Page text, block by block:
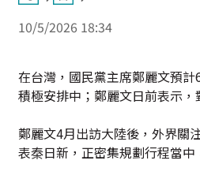
10/5/2026 18:34
在台灣，國民黨主席鄭麗文預
積極安排中；鄭麗文日前表示
鄭麗文4月出訪大陸後，外界關
表秦日新，正密集規劃行程當中